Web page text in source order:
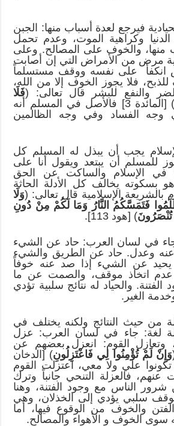
فيرجع لعدة أسباب منها: الجبن
وكراهية الموت، وعدم تحمل
منها، والخوف على المصالح. وعلى
مرض من الأمراض التي إن أصابت
انكفأ على نفسه ووقف مستسلماً
فلا يجوز الخوف إلا من الله،
والنفع للبشر قال تعالى: (فَلَا
) [المائدة 3] فالأصل في المسلم أنه
الفساد وفي وجه الظالمين
الإسلام يجب أن يبذل له المسلم كل
للمسلم أن يبتعد ويقول أنا على
في الإسلام والساكت عن الحق
يخالف كل الأدلة الحاثة
بالشريعة الإسلامية قال تعالى: (وَلَا
فَتَمَسَّكُمُ النَّارُ وَمَا لَكُمْ مِنْ دُونِ
تُنْصَرُونَ) [هود 113].
جاء في لسان العرب: حاد عن الشيء
عنه وعدل. حاد عن الطريق والشيء
يحيد عن الشيء إذا صد عنه خوفاً
عدم اتخاذ موقف، والصمت عن ما
والحياد له نتائج سلبية تؤدي
الغير.
من حيث النتائج ولكنه يختلف في
لغة: جاء في لسان العرب: عزل
وتعازل القوم: انعزل بعضهم عن
وَإِنْ لَمْ تُؤْمِنُوا لِي فَاعْتَزِلُونِ) [الدخان
تكونوا علي ولا معي، اعتزلت القوم
عنهم، فالعزلة التنحي جانباً وترك
شرور الناس مع وجود الفتنة، وهنا
موقف سلبي يؤدي إلى الخذلان، وهي
والخوف من الوقوع فيها، أما
سوى الخوف و الأهواء والمصالح.